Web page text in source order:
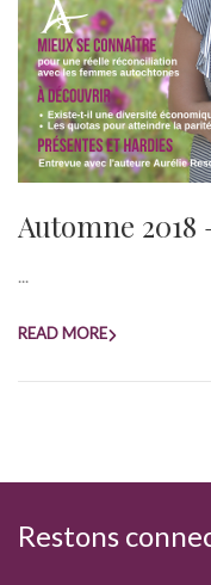
Automne
...
READ MORE
Restons